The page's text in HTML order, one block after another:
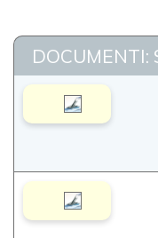
DOCUMENTI: